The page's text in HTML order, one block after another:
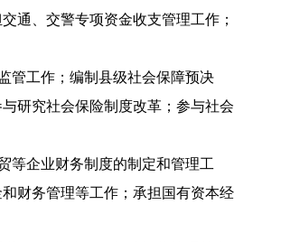
通、交警专项资金收支管理工作；
管工作；编制县级社会保障预决
研究社会保险制度改革；参与社会
等企业财务制度的制定和管理工
财务管理等工作；承担国有资本经